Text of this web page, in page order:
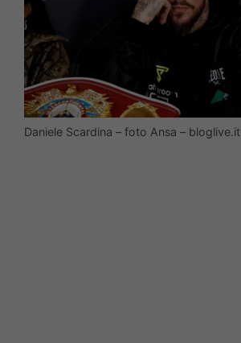
Daniele Scardina – foto Ansa – bloglive.it